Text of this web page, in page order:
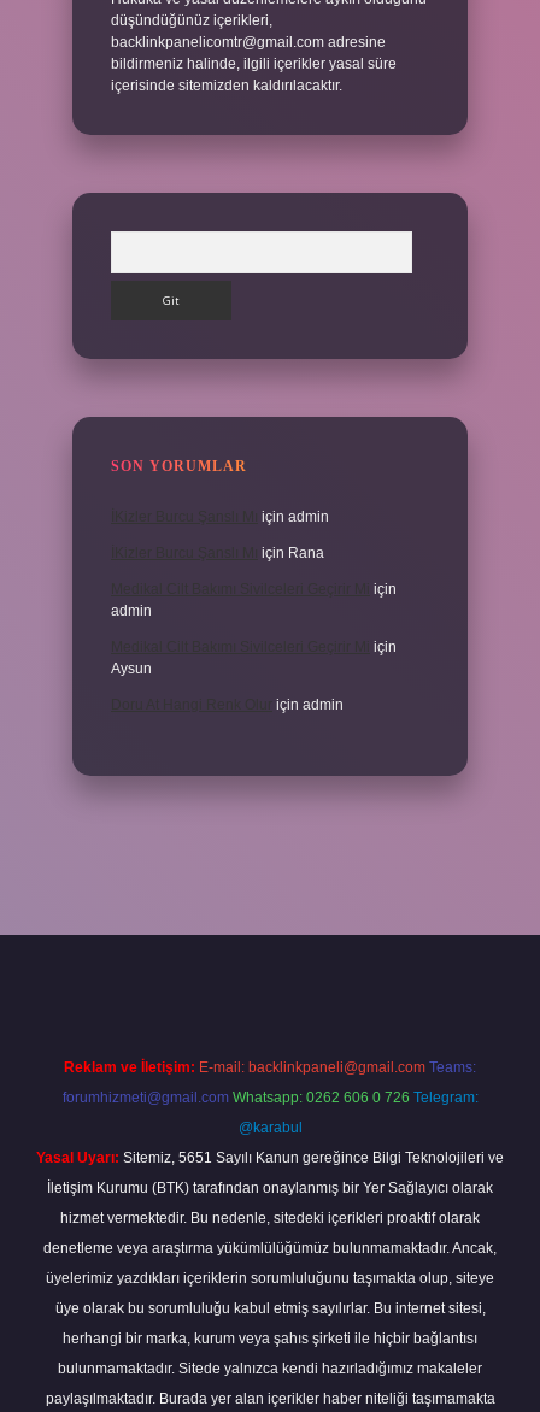
düşündüğünüz içerikleri,
backlinkpanelicomtr@gmail.com adresine
bildirmeniz halinde, ilgili içerikler yasal süre
içerisinde sitemizden kaldırılacaktır.
SON YORUMLAR
için admin
için Rana
için
admin
için
Aysun
için admin
Reklam ve İletişim: E-mail: backlinkpaneli@gmail.com Teams:
forumhizmeti@gmail.com Whatsapp: 0262 606 0 726 Telegram:
@karabul
Yasal Uyarı: Sitemiz, 5651 Sayılı Kanun gereğince Bilgi Teknolojileri ve
İletişim Kurumu (BTK) tarafından onaylanmış bir Yer Sağlayıcı olarak
hizmet vermektedir. Bu nedenle, sitedeki içerikleri proaktif olarak
denetleme veya araştırma yükümlülüğümüz bulunmamaktadır. Ancak,
üyelerimiz yazdıkları içeriklerin sorumluluğunu taşımakta olup, siteye
üye olarak bu sorumluluğu kabul etmiş sayılırlar. Bu internet sitesi,
herhangi bir marka, kurum veya şahıs şirketi ile hiçbir bağlantısı
bulunmamaktadır. Sitede yalnızca kendi hazırladığımız makaleler
paylaşılmaktadır. Burada yer alan içerikler haber niteliği taşımamakta